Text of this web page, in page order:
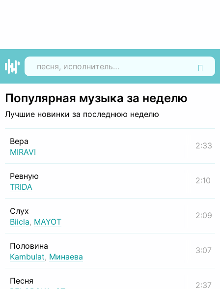
Популярная музыка за неделю
Лучшие новинки за последнюю неделю
Вера
MIRAVI
2:33
Ревную
TRIDA
2:10
Слух
Biicla, MAYOT
2:09
Половина
Kambulat, Минаева
3:07
Песня
2:37